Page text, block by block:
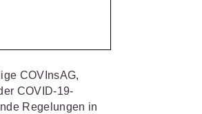
inCOVInsAG,
COVID-19-
Regelungen in